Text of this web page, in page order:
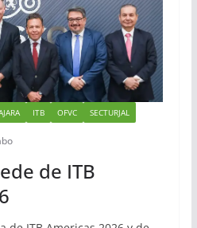
ITB OFVC SECTURJAL
de ITB